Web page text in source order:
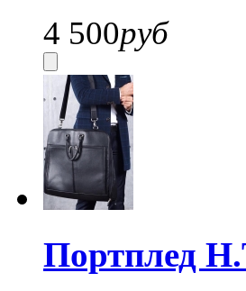
4 500руб
Портплед